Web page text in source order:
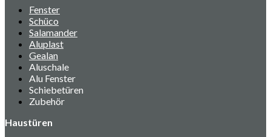
Fenster
Schüco
Salamander
Aluplast
Gealan
Aluschale
Alu Fenster
Schiebetüren
Zubehör
Haustüren